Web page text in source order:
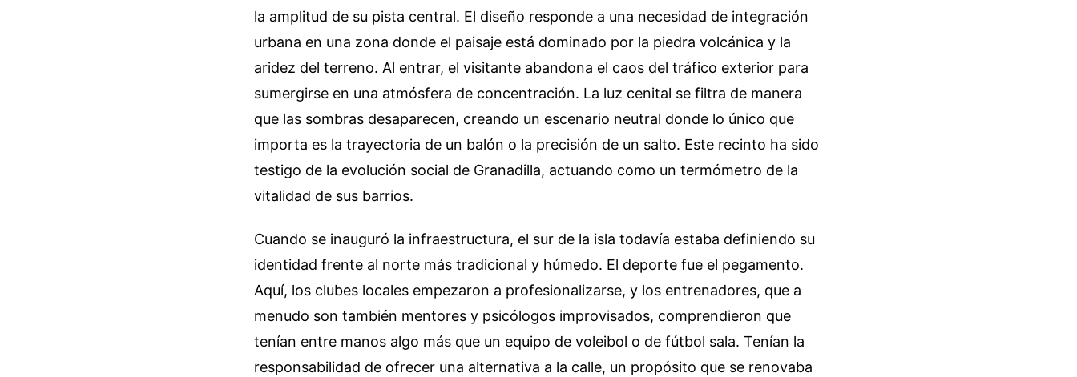
la amplitud de su pista central. El diseño responde a una necesidad de integración
urbana en una zona donde el paisaje está dominado por la piedra volcánica y la
aridez del terreno. Al entrar, el visitante abandona el caos del tráfico exterior para
sumergirse en una atmósfera de concentración. La luz cenital se filtra de manera
que las sombras desaparecen, creando un escenario neutral donde lo único que
importa es la trayectoria de un balón o la precisión de un salto. Este recinto ha sido
testigo de la evolución social de Granadilla, actuando como un termómetro de la
vitalidad de sus barrios.
Cuando se inauguró la infraestructura, el sur de la isla todavía estaba definiendo su
identidad frente al norte más tradicional y húmedo. El deporte fue el pegamento.
Aquí, los clubes locales empezaron a profesionalizarse, y los entrenadores, que a
menudo son también mentores y psicólogos improvisados, comprendieron que
tenían entre manos algo más que un equipo de voleibol o de fútbol sala. Tenían la
responsabilidad de ofrecer una alternativa a la calle, un propósito que se renovaba